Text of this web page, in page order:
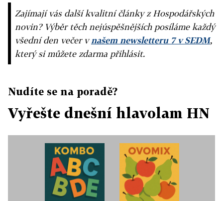
Zajímají vás další kvalitní články z Hospodářských
novin? Výběr těch nejúspěšnějších posíláme každý
všední den večer vnašem newsletteru 7 v SEDM,
který si můžete zdarma přihlásit.
Nudíte se na poradě?
Vyřešte dnešní hlavolam HN